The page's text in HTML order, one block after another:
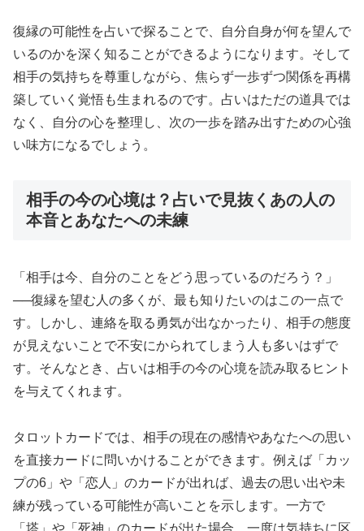
復縁の可能性を占いで探ることで、自分自身が何を望んで
いるのかを深く知ることができるようになります。そして
相手の気持ちを尊重しながら、焦らず一歩ずつ関係を再構
築していく覚悟も生まれるのです。占いはただの道具では
なく、自分の心を整理し、次の一歩を踏み出すための心強
い味方になるでしょう。
相手の今の心境は？占いで見抜くあの人の
本音とあなたへの未練
「相手は今、自分のことをどう思っているのだろう？」
──復縁を望む人の多くが、最も知りたいのはこの一点で
す。しかし、連絡を取る勇気が出なかったり、相手の態度
が見えないことで不安にかられてしまう人も多いはずで
す。そんなとき、占いは相手の今の心境を読み取るヒント
を与えてくれます。
タロットカードでは、相手の現在の感情やあなたへの思い
を直接カードに問いかけることができます。例えば「カッ
プの6」や「恋人」のカードが出れば、過去の思い出や未
練が残っている可能性が高いことを示します。一方で
「塔」や「死神」のカードが出た場合、一度は気持ちに区